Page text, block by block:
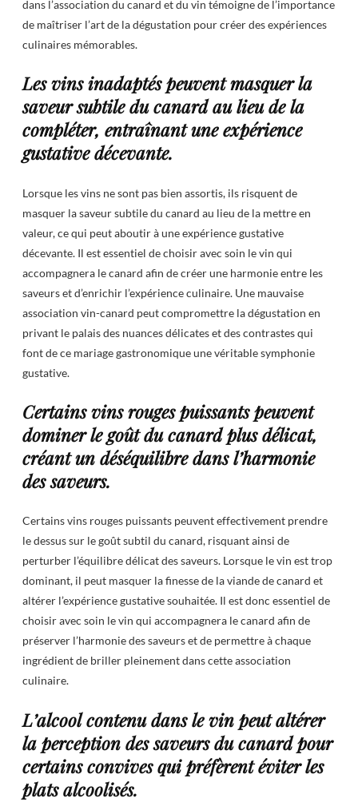
dans l’association du canard et du vin témoigne de l’importance
de maîtriser l’art de la dégustation pour créer des expériences
culinaires mémorables.
Les vins inadaptés peuvent masquer la
saveur subtile du canard au lieu de la
compléter, entraînant une expérience
gustative décevante.
Lorsque les vins ne sont pas bien assortis, ils risquent de
masquer la saveur subtile du canard au lieu de la mettre en
valeur, ce qui peut aboutir à une expérience gustative
décevante. Il est essentiel de choisir avec soin le vin qui
accompagnera le canard afin de créer une harmonie entre les
saveurs et d’enrichir l’expérience culinaire. Une mauvaise
association vin-canard peut compromettre la dégustation en
privant le palais des nuances délicates et des contrastes qui
font de ce mariage gastronomique une véritable symphonie
gustative.
Certains vins rouges puissants peuvent
dominer le goût du canard plus délicat,
créant un déséquilibre dans l’harmonie
des saveurs.
Certains vins rouges puissants peuvent effectivement prendre
le dessus sur le goût subtil du canard, risquant ainsi de
perturber l’équilibre délicat des saveurs. Lorsque le vin est trop
dominant, il peut masquer la finesse de la viande de canard et
altérer l’expérience gustative souhaitée. Il est donc essentiel de
choisir avec soin le vin qui accompagnera le canard afin de
préserver l’harmonie des saveurs et de permettre à chaque
ingrédient de briller pleinement dans cette association
culinaire.
L’alcool contenu dans le vin peut altérer
la perception des saveurs du canard pour
certains convives qui préfèrent éviter les
plats alcoolisés.